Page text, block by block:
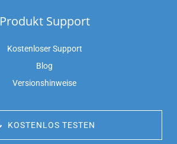
Produkt Support
Kostenloser Support
Blog
Versionshinweise
KOSTENLOS TESTEN